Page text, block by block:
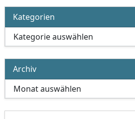
Kategorien
Kategorien
Archiv
Archiv